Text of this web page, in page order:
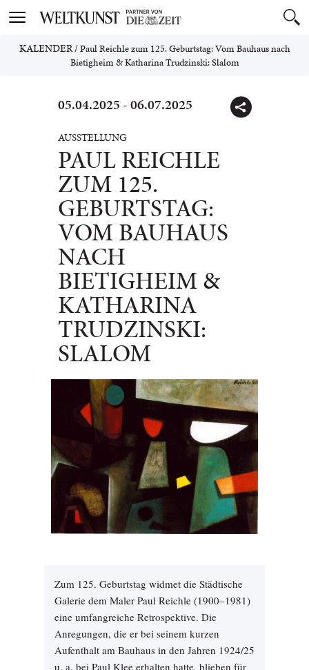
Toggle
KALENDER/Paul Reichle zum 125. Geburtstag: Vom Bauhaus nach
Bietigheim & Katharina Trudzinski: Slalom
05.04.2025 - 06.07.2025
AUSSTELLUNG
PAUL REICHLE
ZUM 125.
GEBURTSTAG:
VOM BAUHAUS
NACH
BIETIGHEIM &
KATHARINA
TRUDZINSKI:
SLALOM
Zum 125. Geburtstag widmet die Städtische
Galerie dem Maler Paul Reichle (1900–1981)
eine umfangreiche Retrospektive. Die
Anregungen, die er bei seinem kurzen
Aufenthalt am Bauhaus in den Jahren 1924/25
u. a. bei Paul Klee erhalten hatte, blieben für